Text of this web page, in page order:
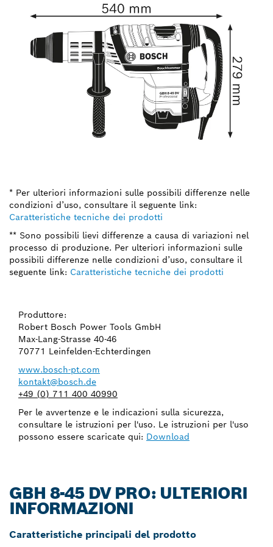
* Per ulteriori informazioni sulle possibili differenze nelle
condizioni d’uso, consultare il seguente link:
Caratteristiche tecniche dei prodotti
** Sono possibili lievi differenze a causa di variazioni nel
processo di produzione. Per ulteriori informazioni sulle
possibili differenze nelle condizioni d’uso, consultare il
seguente link: Caratteristiche tecniche dei prodotti
Produttore:
Robert Bosch Power Tools GmbH
Max-Lang-Strasse 40-46
70771 Leinfelden-Echterdingen
www.bosch-pt.com
kontakt@bosch.de
+49 (0) 711 400 40990
Per le avvertenze e le indicazioni sulla sicurezza,
consultare le istruzioni per l'uso. Le istruzioni per l'uso
possono essere scaricate qui: Download
GBH 8-45 DV PRO: ULTERIORI
INFORMAZIONI
Caratteristiche principali del prodotto